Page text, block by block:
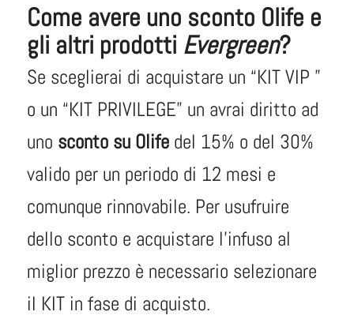
Come avere uno sconto Olife e
gli altri prodotti Evergreen?
Se sceglierai di acquistare un “KIT VIP ”
o un “KIT PRIVILEGE” un avrai diritto ad
uno sconto su Olifedel 15% o del 30%
valido per un periodo di 12 mesi e
comunque rinnovabile. Per usufruire
dello sconto e acquistare l’infuso al
miglior prezzo è necessario selezionare
il KIT in fase di acquisto.